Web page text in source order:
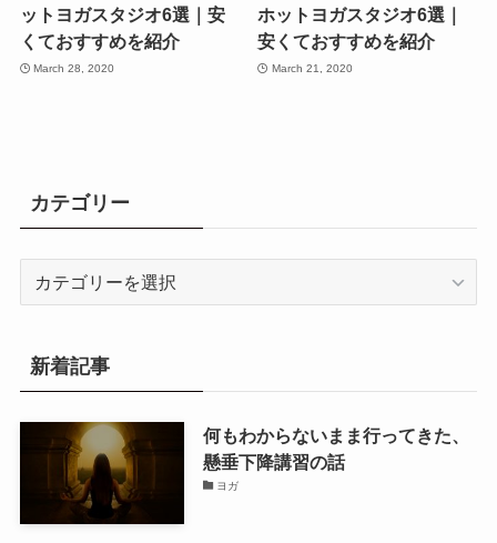
ットヨガスタジオ6選｜安
くておすすめを紹介
March 28, 2020
ホットヨガスタジオ6選｜
安くておすすめを紹介
March 21, 2020
カテゴリー
リ
ー
新着記事
何もわからないまま行ってきた、
懸垂下降講習の話
ヨガ